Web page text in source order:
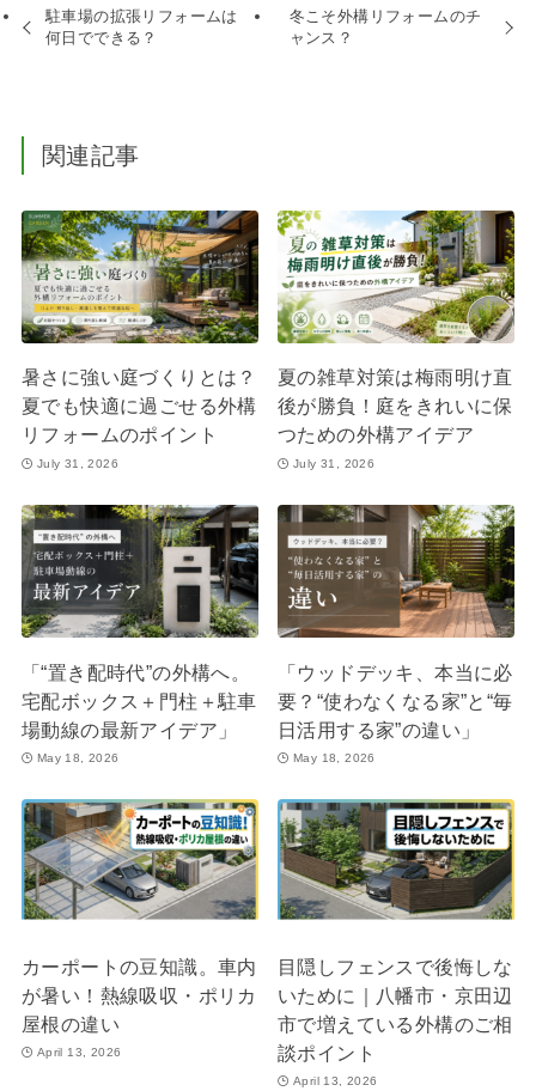
駐車場の拡張リフォームは
何日でできる？
冬こそ外構リフォームのチ
ャンス？
関連記事
暑さに強い庭づくりとは？
夏でも快適に過ごせる外構
リフォームのポイント
July 31, 2026
夏の雑草対策は梅雨明け直
後が勝負！庭をきれいに保
つための外構アイデア
July 31, 2026
「“置き配時代”の外構へ。
宅配ボックス＋門柱＋駐車
場動線の最新アイデア」
May 18, 2026
「ウッドデッキ、本当に必
要？“使わなくなる家”と“毎
日活用する家”の違い」
May 18, 2026
カーポートの豆知識。車内
が暑い！熱線吸収・ポリカ
屋根の違い
April 13, 2026
目隠しフェンスで後悔しな
いために｜八幡市・京田辺
市で増えている外構のご相
談ポイント
April 13, 2026